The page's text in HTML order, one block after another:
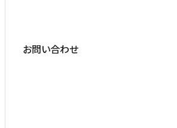
お問い合わせ